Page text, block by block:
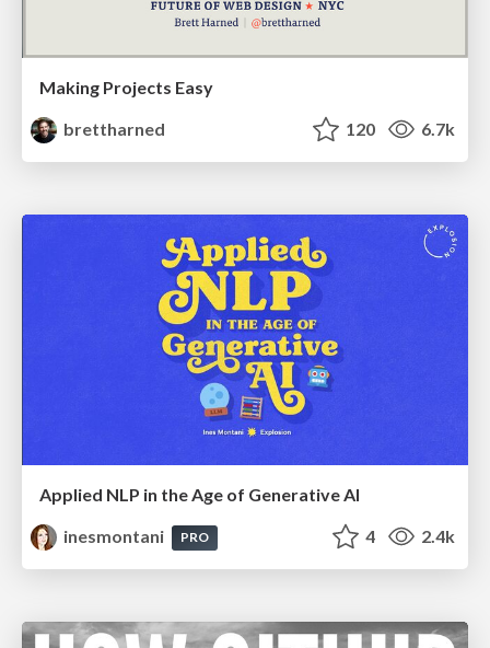
Making Projects Easy
brettharned
120 6.7k
Applied NLP in the Age of Generative AI
inesmontani
PRO 4 2.4k